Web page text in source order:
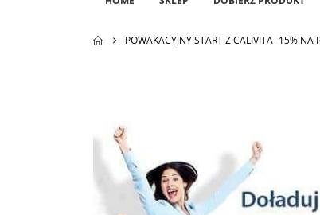
POWAKACYJNY START Z CALIVITA -15%